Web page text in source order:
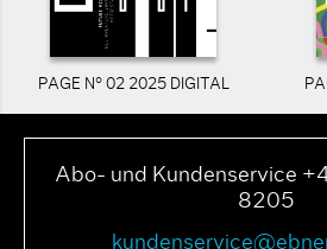
PAGE N° 02 2025 DIGITAL
Abo- und Kundenservice
8205